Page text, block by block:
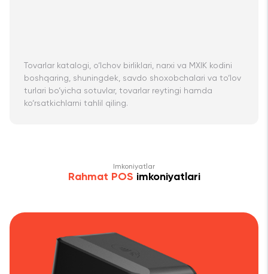
Tovarlar katalogi, o‘lchov birliklari, narxi va MXIK kodini
boshqaring, shuningdek, savdo shoxobchalari va to‘lov
turlari bo‘yicha sotuvlar, tovarlar reytingi hamda
ko‘rsatkichlarni tahlil qiling.
Imkoniyatlar
Rahmat POS imkoniyatlari